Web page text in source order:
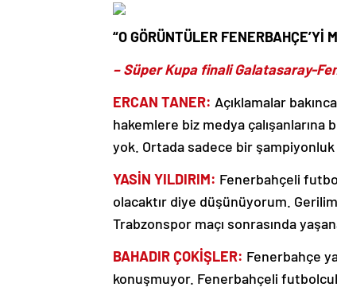
“O GÖRÜNTÜLER FENERBAHÇE’Yİ
– Süper Kupa finali Galatasaray-
ERCAN TANER: Açıklamalar
hakemlere biz medya
yok. Ortada sadece bir şampiyonluk
YASİN YILDIRIM: Fenerbahçeli
olacaktır diye düşünüyorum.
Trabzonspor maçı sonrasında
BAHADIR ÇOKİŞLER: Fenerbahçe
konuşmuyor. Fenerbahçeli